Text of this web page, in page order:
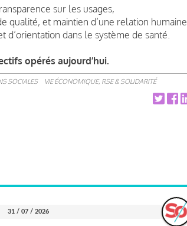
sur les usages,
qualité, et maintien d’une relation humaine
d’orientation dans le système de santé.
opérés aujourd’hui.
SOCIALES VIE ÉCONOMIQUE, RSE & SOLIDARITÉ
31 / 07 / 2026